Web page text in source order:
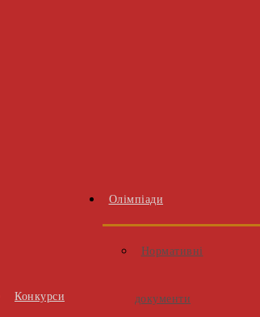
Конкурси
Олімпіади
Нормативні
документи